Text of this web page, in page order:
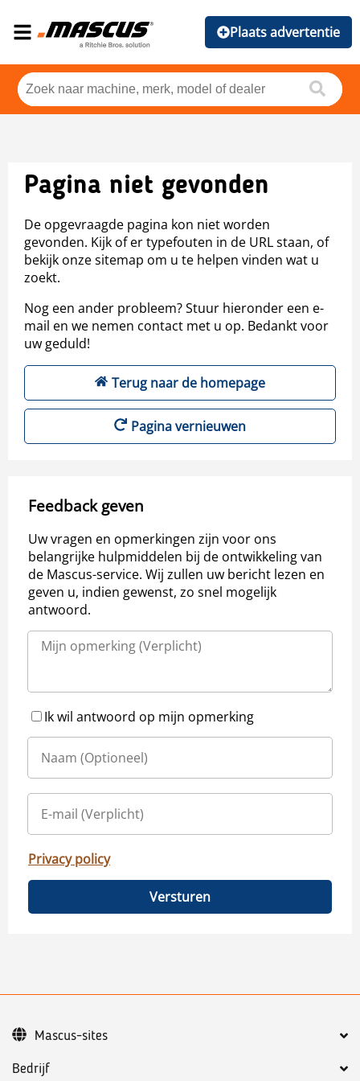
Plaats advertentie
Pagina niet gevonden
De opgevraagde pagina kon niet worden
gevonden. Kijk of er typefouten in de URL staan, of
bekijk onze sitemap om u te helpen vinden wat u
zoekt.
Nog een ander probleem? Stuur hieronder een e-
mail en we nemen contact met u op. Bedankt voor
uw geduld!
Terug naar de homepage
Pagina vernieuwen
Feedback geven
Uw vragen en opmerkingen zijn voor ons
belangrijke hulpmiddelen bij de ontwikkeling van
de Mascus-service. Wij zullen uw bericht lezen en
geven u, indien gewenst, zo snel mogelijk
antwoord.
Ik wil antwoord op mijn opmerking
Privacy policy
Versturen
Bedrijf
Mascus-sites